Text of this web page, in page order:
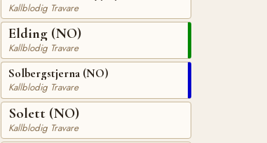
Kallblodig Travare
Elding (NO)
Kallblodig Travare
Solbergstjerna (NO)
Kallblodig Travare
Solett (NO)
Kallblodig Travare